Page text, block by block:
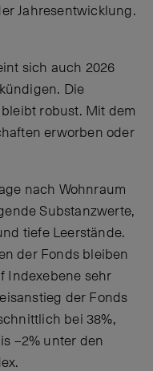
Jahresentwicklung.
sich auch 2026
Die
robust. Mit dem
erworben oder
nach Wohnraum
Substanzwerte,
tiefe Leerstände.
der Fonds bleiben
Indexebene sehr
der Fonds
bei 38%,
–2% unter den